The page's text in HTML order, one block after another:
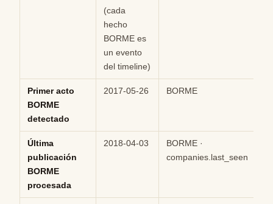
(cada
hecho
BORME es
un evento
del timeline)
Primer acto
BORME
detectado
2017-05-26 BORME
Última
publicación
BORME
procesada
2018-04-03
BORME ·
companies.last_seen